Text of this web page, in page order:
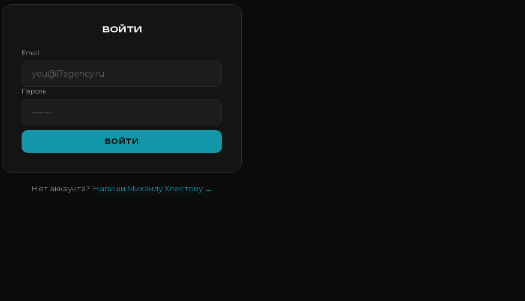
ВОЙТИ
Email
Пароль
ВОЙТИ
Нет аккаунта? Напиши Михаилу Хлестову →